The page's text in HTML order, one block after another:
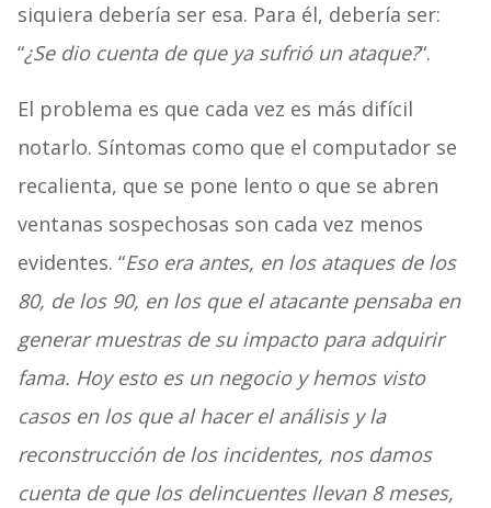
siquiera debería ser esa. Para él, debería ser:
“¿Se dio cuenta de que ya sufrió un ataque?“.
El problema es que cada vez es más difícil
notarlo. Síntomas como que el computador se
recalienta, que se pone lento o que se abren
ventanas sospechosas son cada vez menos
evidentes. “Eso era antes, en los ataques de los
80, de los 90, en los que el atacante pensaba en
generar muestras de su impacto para adquirir
fama. Hoy esto es un negocio y hemos visto
casos en los que al hacer el análisis y la
reconstrucción de los incidentes, nos damos
cuenta de que los delincuentes llevan 8 meses,